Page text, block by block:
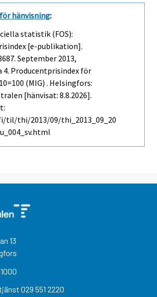
hänvisning:
statistik (FOS):
[e-publikation].
September 2013,
4. Producentprisindex för
(MIG) . Helsingfors:
[hänvisat: 8.8.2026].
thi/2013/09/thi_2013_09_20
13
029 551 2220